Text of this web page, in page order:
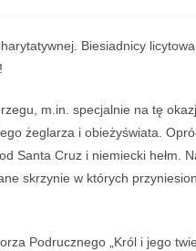
Biesiadnicy
m.in. specjalnie na tę
żeglarza i obieżyświata.
Santa Cruz i niemiecki hełm.
skrzynie w których
Podrucznego „Król i jego